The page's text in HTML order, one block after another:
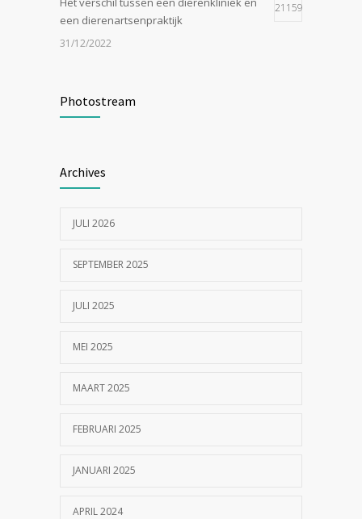
een dierenartsenpraktijk
21159
31/12/2022
24/07/2023
geknipt?
Photostream
Archives
JULI 2026
SEPTEMBER 2025
JULI 2025
MEI 2025
MAART 2025
FEBRUARI 2025
JANUARI 2025
APRIL 2024